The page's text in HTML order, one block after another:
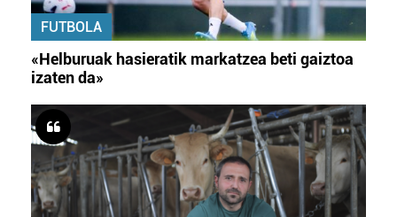
FUTBOLA
«Helburuak hasieratik markatzea beti gaiztoa
izaten da»